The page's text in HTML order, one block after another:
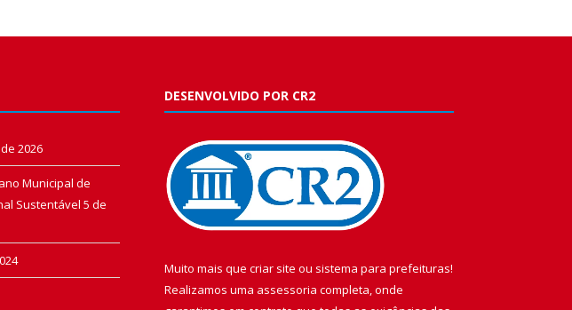
2026
Municipal de
Sustentável 5 de
DESENVOLVIDO POR CR2
Muito mais que criar site ou sistema para prefeituras!
Realizamos uma assessoria completa, onde